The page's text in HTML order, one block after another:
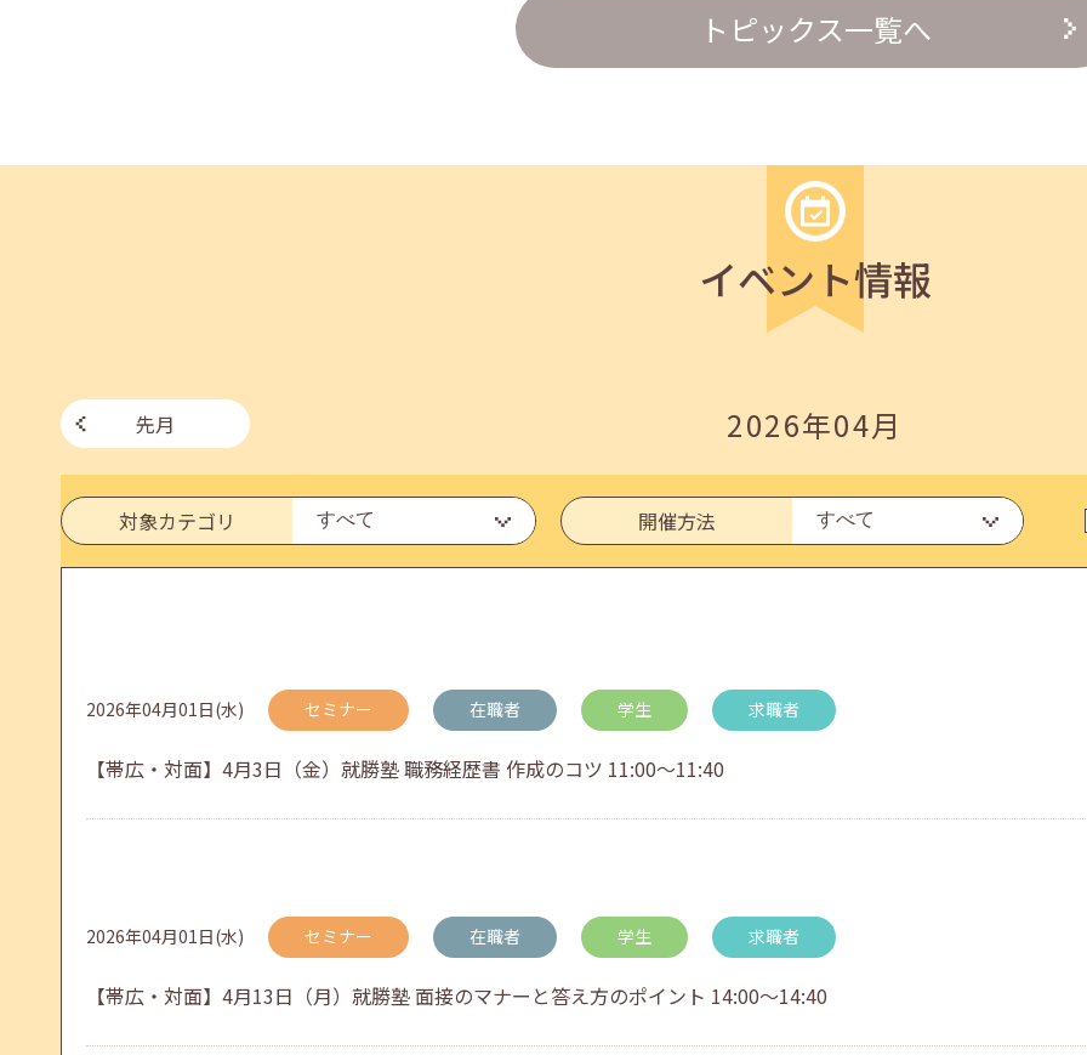
2026年07月01日(水) 企業向け
企業様向けセミナー「現場を巻き込む！人事のための『越境人材育成』３ステップ」
7月のセミナー情報を公開いたしました。
2026年06月03日(水) jobcafeからのお知らせ
6月のセミナー情報を公開いたしました。
2026年04月25日(土) jobcafeからのお知らせ
トピックス一覧へ
イベント情報
先月 2026年04月
対象カテゴリ 開催方法
2026年04月01日(水) セミナー 在職者 学生 求職者
【帯広・対面】4月3日（金）就勝塾 職務経歴書 作成のコツ 11:00～11:40
2026年04月01日(水) セミナー 在職者 学生 求職者
【帯広・対面】4月13日（月）就勝塾 面接のマナーと答え方のポイント 14:00～14:40